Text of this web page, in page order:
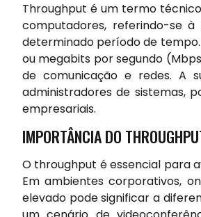
Throughput é um termo
computadores, referindo-se
determinado período de
ou megabits por segundo
de comunicação e redes. A
administradores de sistemas,
empresariais.
IMPORTÂNCIA DO
O throughput é essencial para
Em ambientes corporativos,
elevado pode significar a